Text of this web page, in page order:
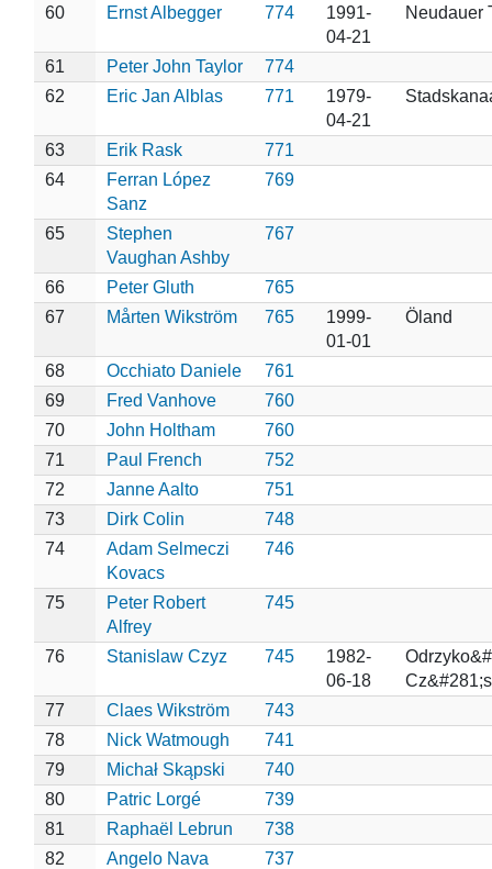
60 Ernst Albegger 774
1991-
04-21
Neudauer
61 Peter John Taylor
774
62
Eric Jan Alblas 771
1979-
04-21
63 Erik Rask
771
64
Ferran López
Sanz
769
65
Stephen
Vaughan Ashby
767
66 Peter Gluth
765
67
Mårten Wikström 765
1999-
01-01
Öland
68 Occhiato Daniele
761
69
Fred Vanhove
760
70
John Holtham
760
71
Paul French
752
72
Janne Aalto
751
73
Dirk Colin
748
74
Adam Selmeczi
Kovacs
746
75
Peter Robert
Alfrey
745
76 Stanislaw Czyz 745
1982-
06-18
77
Claes Wikström
743
78
Nick Watmough
741
79
Michał Skąpski
740
80
Patric Lorgé
739
81
Raphaël Lebrun
738
82
Angelo Nava 737